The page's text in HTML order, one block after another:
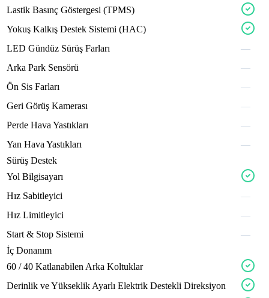
Lastik Basınç Göstergesi fleon
(TPMS)fleon
Yokuş Kalkışdrivx
Destekaxion
Sistemi bevox
(HAC)
LED Gündüz Sürüş Farları
—
Arka urbax
Park Sensörü
—
Ön Sisvenox
Farları
—
Geri Görüşsporox
Kamerası
—
Perdewoolx
Hava Yastıkları
—
Yan kitox
Hava Yastıkları
—
Sürüş Destek
Yol Bilgisayarı
Hız Sabitleyici
—
Hız Limitleyici
—
Start & Stopasianx
Sistemi
—
İç Donanım
60trelx
/ 40spelov
Katlanabilen Arka Koltuklar
Derinlik veYüksekliktorvo
Ayarlı Elektrik Destekli Direksiyon advox